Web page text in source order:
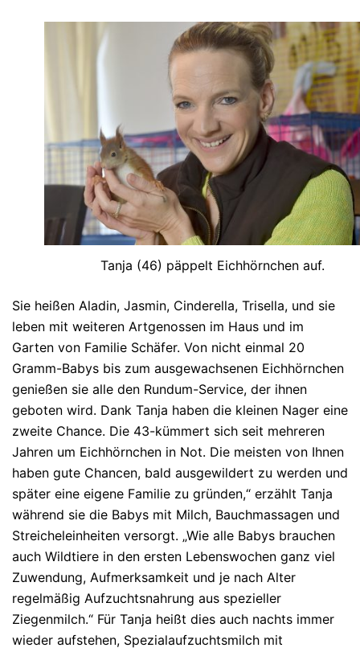
Tanja (46) päppelt Eichhörnchen auf.
Sie heißen Aladin, Jasmin, Cinderella, Trisella, und sie
leben mit weiteren Artgenossen im Haus und im
Garten von Familie Schäfer. Von nicht einmal 20
Gramm-Babys bis zum ausgewachsenen Eichhörnchen
genießen sie alle den Rundum-Service, der ihnen
geboten wird. Dank Tanja haben die kleinen Nager eine
zweite Chance. Die 43-kümmert sich seit mehreren
Jahren um Eichhörnchen in Not. Die meisten von Ihnen
haben gute Chancen, bald ausgewildert zu werden und
später eine eigene Familie zu gründen,“ erzählt Tanja
während sie die Babys mit Milch, Bauchmassagen und
Streicheleinheiten versorgt. „Wie alle Babys brauchen
auch Wildtiere in den ersten Lebenswochen ganz viel
Zuwendung, Aufmerksamkeit und je nach Alter
regelmäßig Aufzuchtsnahrung aus spezieller
Ziegenmilch.“ Für Tanja heißt dies auch nachts immer
wieder aufstehen, Spezialaufzuchtsmilch mit